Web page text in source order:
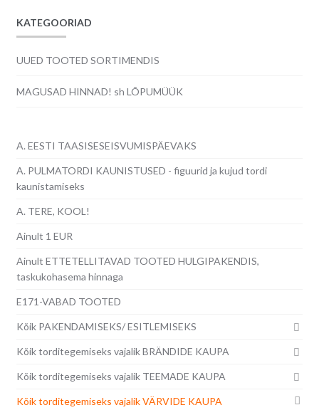
KATEGOORIAD
UUED TOOTED SORTIMENDIS
MAGUSAD HINNAD! sh LÕPUMÜÜK
A. EESTI TAASISESEISVUMISPÄEVAKS
A. PULMATORDI KAUNISTUSED - figuurid ja kujud tordi
kaunistamiseks
A. TERE, KOOL!
Ainult 1 EUR
Ainult ETTETELLITAVAD TOOTED HULGIPAKENDIS,
taskukohasema hinnaga
E171-VABAD TOOTED
Kõik PAKENDAMISEKS/ ESITLEMISEKS
Kõik torditegemiseks vajalik BRÄNDIDE KAUPA
Kõik torditegemiseks vajalik TEEMADE KAUPA
Kõik torditegemiseks vajalik VÄRVIDE KAUPA